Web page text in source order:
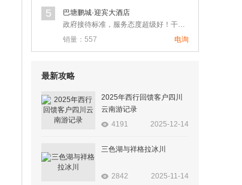
5
巴塘鹏城·迎宾大酒店
政府接待标准，服务态度超级好！干净卫生！在大城市也很难遇到这…
销量：557
电询
最新攻略
2025年西行回馈客户四川
云南游记录
4191
2025-12-14
三色湖与祥格拉冰川
2842 2025-11-14